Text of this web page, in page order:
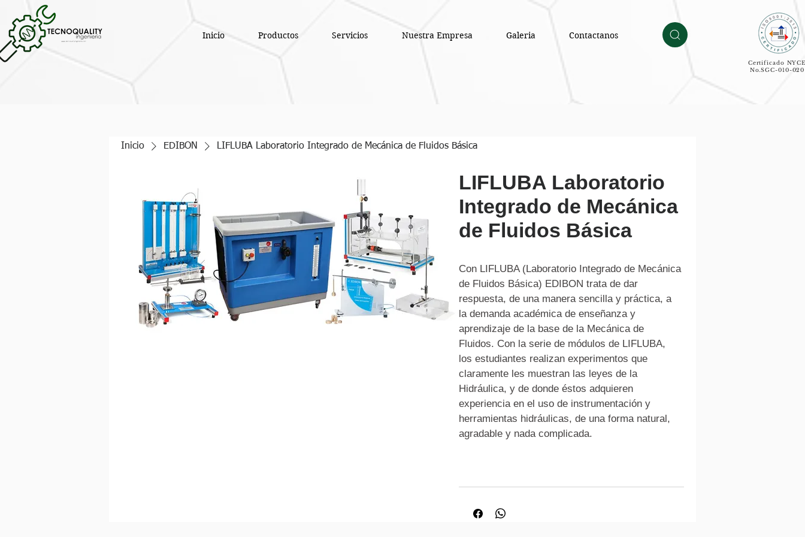
Inicio Productos Servicios Nuestra Empresa Galeria Contactanos
Certificado
No.SGC-010-020
Inicio EDIBON LIFLUBA Laboratorio Integrado de Mecánica de Fluidos Básica
LIFLUBA Laboratorio
Integrado de Mecánica
de Fluidos Básica
Con LIFLUBA (Laboratorio Integrado de Mecánica
de Fluidos Básica) EDIBON trata de dar
respuesta, de una manera sencilla y práctica, a
la demanda académica de enseñanza y
aprendizaje de la base de la Mecánica de
Fluidos. Con la serie de módulos de LIFLUBA,
los estudiantes realizan experimentos que
claramente les muestran las leyes de la
Hidráulica, y de donde éstos adquieren
experiencia en el uso de instrumentación y
herramientas hidráulicas, de una forma natural,
agradable y nada complicada.